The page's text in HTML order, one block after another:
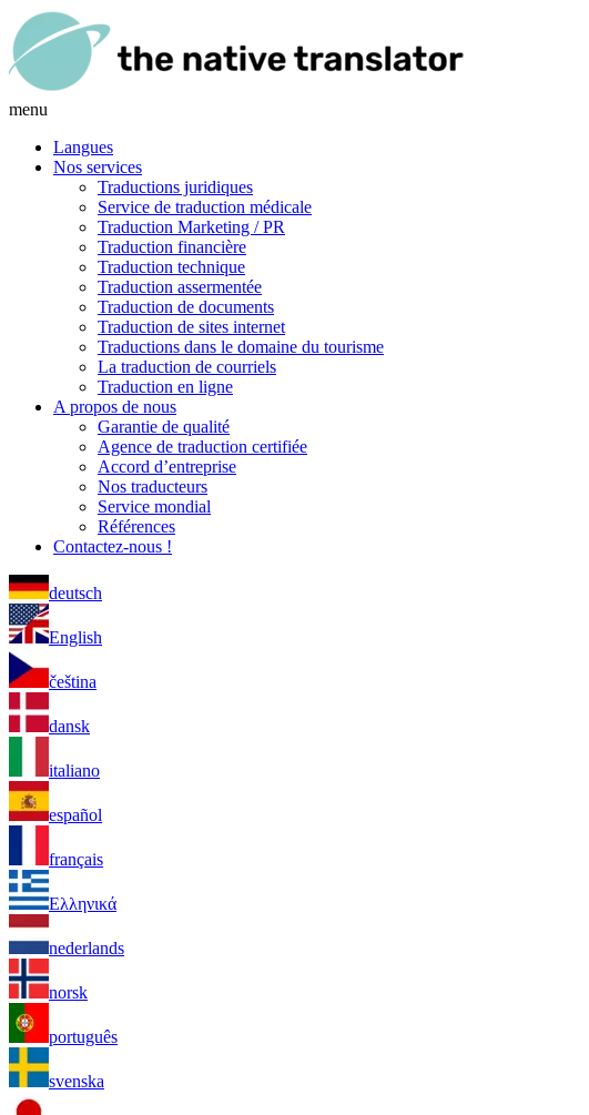
menu
Langues
Nos services
Traductions juridiques
Service de traduction médicale
Traduction Marketing / PR
Traduction financière
Traduction technique
Traduction assermentée
Traduction de documents
Traduction de sites internet
Traductions dans le domaine du tourisme
La traduction de courriels
Traduction en ligne
A propos de nous
Garantie de qualité
Agence de traduction certifiée
Accord d’entreprise
Nos traducteurs
Service mondial
Références
Contactez-nous !
deutsch
English
čeština
dansk
italiano
español
français
Ελληνικά
nederlands
norsk
português
svenska